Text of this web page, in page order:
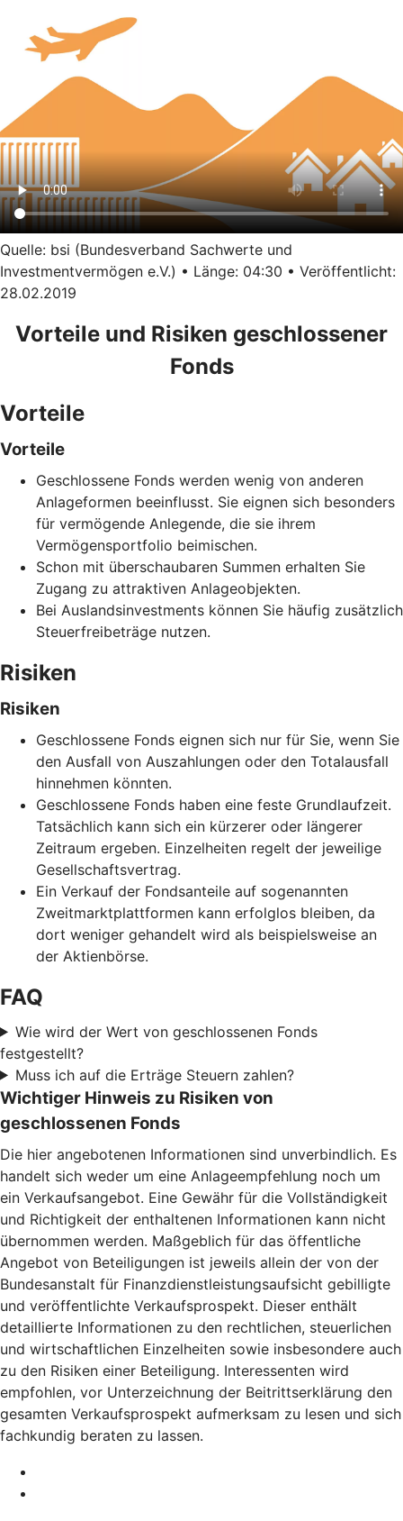
Quelle: bsi (Bundesverband Sachwerte und
Investmentvermögen e.V.) • Länge: 04:30 • Veröffentlicht:
28.02.2019
Vorteile und Risiken geschlossener
Fonds
Vorteile
Vorteile
Geschlossene Fonds werden wenig von anderen
Anlageformen beeinflusst. Sie eignen sich besonders
für vermögende Anlegende, die sie ihrem
Vermögensportfolio beimischen.
Schon mit überschaubaren Summen erhalten Sie
Zugang zu attraktiven Anlageobjekten.
Bei Auslandsinvestments können Sie häufig zusätzlich
Steuerfreibeträge nutzen.
Risiken
Risiken
Geschlossene Fonds eignen sich nur für Sie, wenn Sie
den Ausfall von Auszahlungen oder den Totalausfall
hinnehmen könnten.
Geschlossene Fonds haben eine feste Grundlaufzeit.
Tatsächlich kann sich ein kürzerer oder längerer
Zeitraum ergeben. Einzelheiten regelt der jeweilige
Gesellschaftsvertrag.
Ein Verkauf der Fondsanteile auf sogenannten
Zweitmarktplattformen kann erfolglos bleiben, da
dort weniger gehandelt wird als beispielsweise an
der Aktienbörse.
FAQ
Wie wird der Wert von geschlossenen Fonds
festgestellt?
Muss ich auf die Erträge Steuern zahlen?
Wichtiger Hinweis zu Risiken von
geschlossenen Fonds
Die hier angebotenen Informationen sind unverbindlich. Es
handelt sich weder um eine Anlageempfehlung noch um
ein Verkaufsangebot. Eine Gewähr für die Vollständigkeit
und Richtigkeit der enthaltenen Informationen kann nicht
übernommen werden. Maßgeblich für das öffentliche
Angebot von Beteiligungen ist jeweils allein der von der
Bundesanstalt für Finanzdienstleistungsaufsicht gebilligte
und veröffentlichte Verkaufsprospekt. Dieser enthält
detaillierte Informationen zu den rechtlichen, steuerlichen
und wirtschaftlichen Einzelheiten sowie insbesondere auch
zu den Risiken einer Beteiligung. Interessenten wird
empfohlen, vor Unterzeichnung der Beitrittserklärung den
gesamten Verkaufsprospekt aufmerksam zu lesen und sich
fachkundig beraten zu lassen.